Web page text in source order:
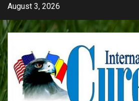
Skip
content
August 3, 2026